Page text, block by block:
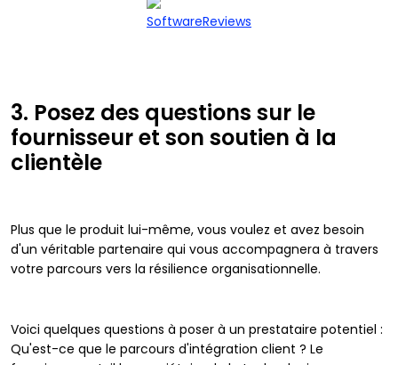
SoftwareReviews
3. Posez des questions sur le
fournisseur et son soutien à la
clientèle
Plus que le produit lui-même, vous voulez et avez besoin
d'un véritable partenaire qui vous accompagnera à travers
votre parcours vers la résilience organisationnelle.
Voici quelques questions à poser à un prestataire potentiel :
Qu'est-ce que le parcours d'intégration client ? Le